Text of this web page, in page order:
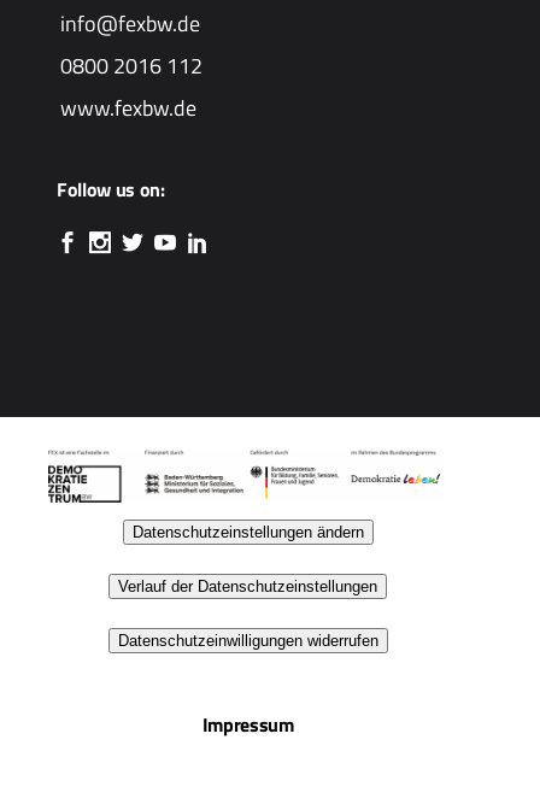
info@fexbw.de
0800 2016 112
www.fexbw.de
Follow us on:
Datenschutzeinstellungen ändern
Verlauf der Datenschutzeinstellungen
Datenschutzeinwilligungen widerrufen
Impressum